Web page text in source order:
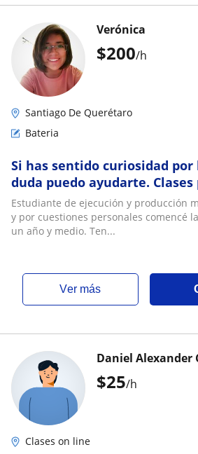
$200/h
Verónica
Santiago De Querétaro
Bateria
Si has sentido curiosidad
duda puedo ayudarte. Clases presenciales en
Querétaro y también con
Estudiante de ejecución y producción
y por cuestiones personales comencé
un año y medio. Ten...
ver más
$25/h
Daniel Alexander
Clases on line